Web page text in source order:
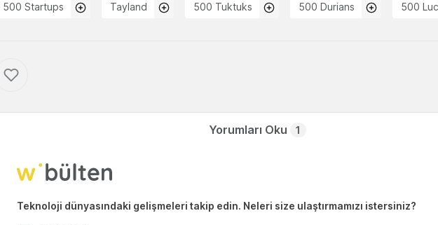
500 Startups Tayland 500 Tuktuks 500 Durians 500
Yorumları Oku 1
Teknoloji dünyasındaki gelişmeleri takip edin. Neleri size ulaştırmamızı istersiniz?